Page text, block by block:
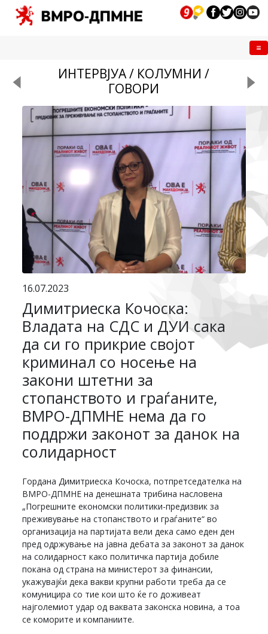
ИНТЕРВЈУА / КОЛУМНИ /
ГОВОРИ
16.07.2023
Димитриеска Кочоска:
Владата на СДС и ДУИ сака
да си го прикрие својот
криминал со носење на
закони штетни за
стопанството и граѓаните,
ВМРО-ДПМНЕ нема да го
поддржи законот за данок на
солидарност
Гордана Димитриеска Кочоска, потпретседателка на
ВМРО-ДПМНЕ на денешната трибина насловена
„Погрешните економски политики-предизвик за
преживување на стопанството и граѓаните“ во
организација на партијата вели дека само еден ден
пред одржување на јавна дебата за законот за данок
на солидарност како политичка партија добиле
покана од страна на министерот за финансии,
укажувајќи дека вакви крупни работи треба да се
комуницира со тие кои што ќе го доживеат
најголемиот удар од ваквата законска новина, а тоа
се коморите и компаниите.